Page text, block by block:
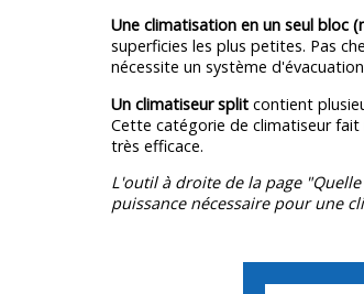
Une climatisation en un seul bloc
superficies les plus petites. Pas
nécessite un système
Un climatiseur splitcontient
Cette catégorie de climatiseur
très efficace.
L'outil à droite de la page
puissance nécessaire pour une